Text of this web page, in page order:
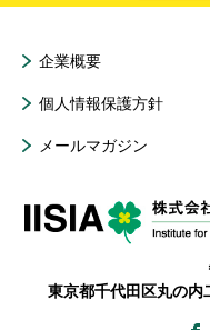
企業概要
個人情報保護方針
メールマガジン
東京都千代田区丸の内